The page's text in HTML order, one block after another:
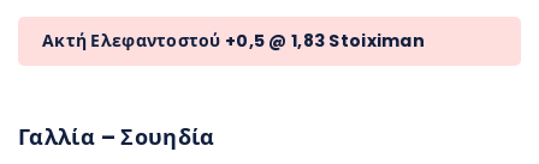
Ακτή Ελεφαντοστού +0,5 @ 1,83 Stoiximan
Γαλλία – Σουηδία